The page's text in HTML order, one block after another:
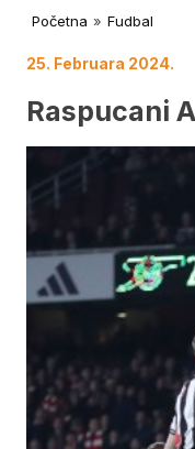
Početna » Fudbal
25. Februara 2024.
Raspucani